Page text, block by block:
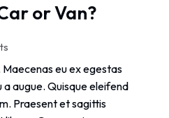
or Van?
eu ex egestas
a augue. Quisque eleifend
Praesent et sagittis